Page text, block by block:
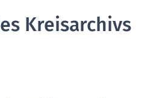
Kreisarchivs